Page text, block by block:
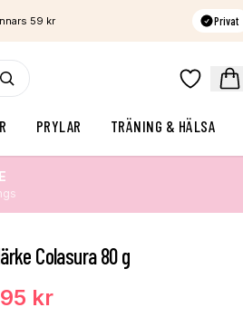
59 kr Privat
PRYLAR TRÄNING & HÄLSA
Colasura 80 g
kr